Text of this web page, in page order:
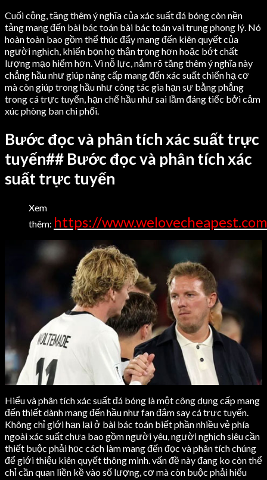
Cuối cộng, tăng thêm ý nghĩa của xác suất đá bóng còn nền
tảng mang đến bài bác toán bài bác toán vai trung phong lý. Nó
hoàn toàn bao gồm thể thúc đẩy mang đến kiên quyết của
người nghịch, khiến bọn họ thận trọng hơn hoặc bớt chất
lượng mạo hiểm hơn. Vì nỗ lực, nắm rõ tăng thêm ý nghĩa này
chẳng hầu như giúp nâng cấp mang đến xác suất chiến hạ cơ
mà còn giúp trong hầu như công tác gia hạn sự bằng phẳng
trong cá trực tuyến, hạn chế hầu như sai lầm đáng tiếc bởi cảm
xúc phòng ban chi phối.
Bước đọc và phân tích xác suất trực
tuyến## Bước đọc và phân tích xác
suất trực tuyến
Xem
thêm: https://www.welovecheapest.com
Hiểu và phân tích xác suất đá bóng là một công dụng cấp mang
đến thiết dành mang đến hầu như fan đắm say cá trực tuyến.
Không chỉ giới hạn lại ở bài bác toán biết phần nhiều vẻ phía
ngoài xác suất chưa bao gồm người yêu, người nghịch siêu cần
thiết buộc phải học cách làm mang đến đọc và phân tích chúng
để giới thiệu kiên quyết thông minh. vấn đề này đang ko còn thể
chỉ cần quan liền kề vào số lượng, cơ mà còn buộc phải hiểu